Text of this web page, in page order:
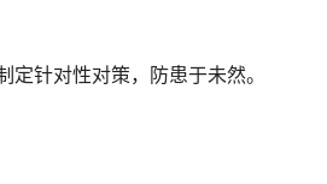
针对性对策，防患于未然。